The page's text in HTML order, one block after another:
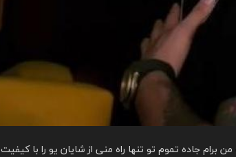
برام جاده تموم تو تنها راه منی از شایان یو را با کیفیت